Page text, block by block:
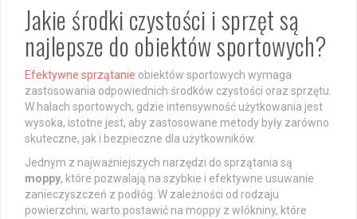
Jakie środki czystości i sprzęt są
najlepsze do obiektów sportowych?
Efektywne sprzątanie obiektów sportowych wymaga
zastosowania odpowiednich środków czystości oraz sprzętu.
W halach sportowych, gdzie intensywność użytkowania jest
wysoka, istotne jest, aby zastosowane metody były zarówno
skuteczne, jak i bezpieczne dla użytkowników.
Jednym z najważniejszych narzędzi do sprzątania są
moppy, które pozwalają na szybkie i efektywne usuwanie
zanieczyszczeń z podłóg. W zależności od rodzaju
powierzchni, warto postawić na moppy z włókniny, które